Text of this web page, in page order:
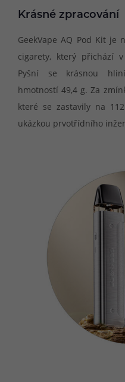
Krásné zpracování
GeekVape AQ Pod Kit je
cigarety, který přichází
Pyšní se krásnou
hmotností 49,4 g. Za
které se zastavily na
ukázkou prvotřídního